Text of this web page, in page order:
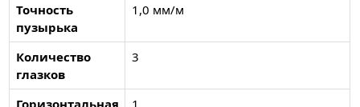
Точность
пузырька
1,0 мм/м
Количество
глазков
3
Горизонтальная 1